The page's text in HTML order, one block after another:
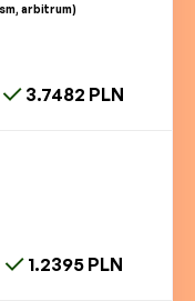
arbitrum)
3.7482 PLN
1.2395 PLN